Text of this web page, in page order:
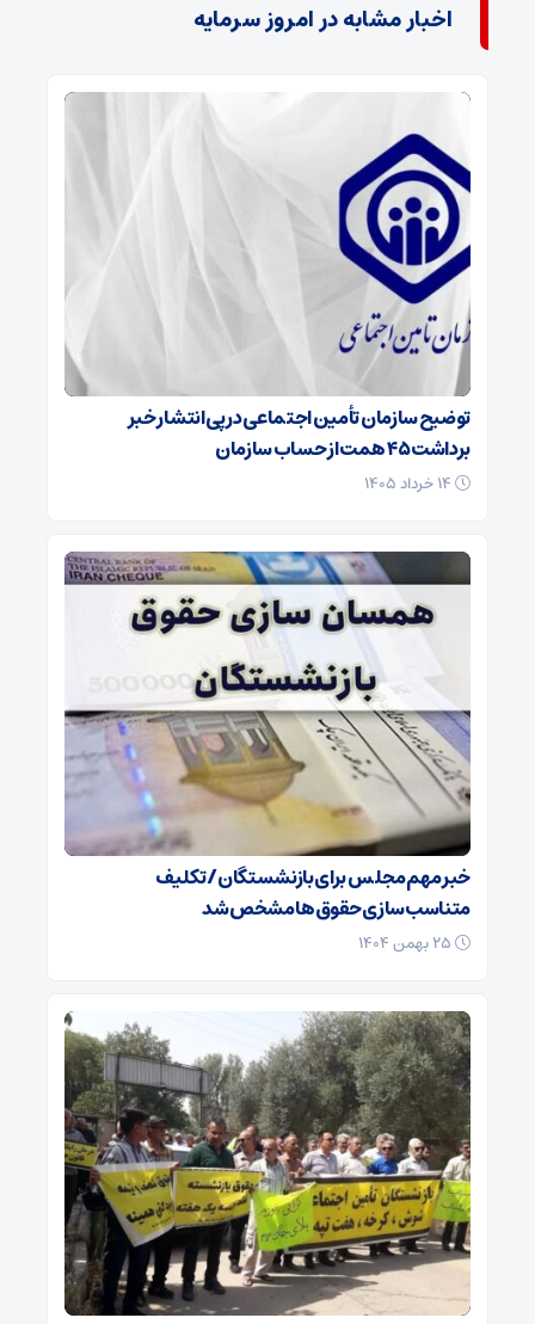
اخبار مشابه در امروز سرمایه
توضیح سازمان تأمین اجتماعی در پی انتشار خبر
برداشت ۴۵ همت از حساب سازمان
خبر مهم مجلس برای بازنشستگان/ تکلیف
متناسب‌سازی حقوق‌ها مشخص شد